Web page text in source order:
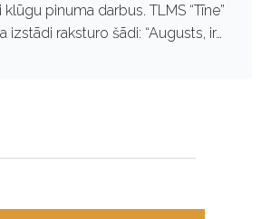
pinuma darbus. TLMS “Tīne”
izstādi raksturo šādi: “Augusts, ir…